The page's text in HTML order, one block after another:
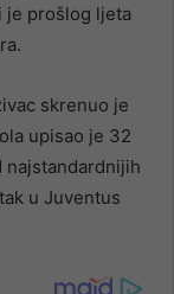
je prošlog ljeta
skrenuo je
upisao je 32
najstandardnijih
u Juventus